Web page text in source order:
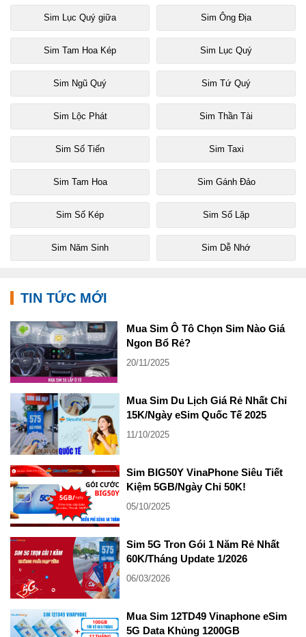
Sim Lục Quý giữa Sim Ông Địa
Sim Tam Hoa Kép Sim Lục Quý
Sim Ngũ Quý Sim Tứ Quý
Sim Lộc Phát Sim Thần Tài
Sim Số Tiến Sim Taxi
Sim Tam Hoa Sim Gánh Đảo
Sim Số Kép Sim Số Lặp
Sim Năm Sinh Sim Dễ Nhớ
TIN TỨC MỚI
Mua Sim Ô Tô Chọn Sim Nào Giá
Ngon Bổ Rẻ?
20/11/2025
Mua Sim Du Lịch Giá Rẻ Nhất Chỉ
15K/Ngày eSim Quốc Tế 2025
11/10/2025
Sim BIG50Y VinaPhone Siêu Tiết
Kiệm 5GB/Ngày Chỉ 50K!
05/10/2025
Sim 5G Tron Gói 1 Năm Rẻ Nhất
60K/Tháng Update 1/2026
06/03/2026
Mua Sim 12TD49 Vinaphone eSim
5G Data Khủng 1200GB